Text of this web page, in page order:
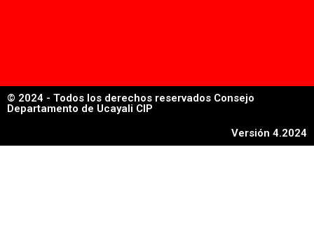
© 2024 - Todos los derechos reservados Consejo
Departamento de Ucayali CIP
Versión 4.2024